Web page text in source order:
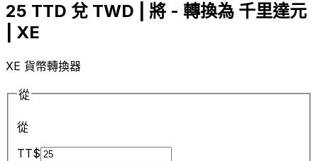
25 TTD 兌 TWD | 將 - 轉換為 千里達元
| XE
XE 貨幣轉換器
從
從
TT$